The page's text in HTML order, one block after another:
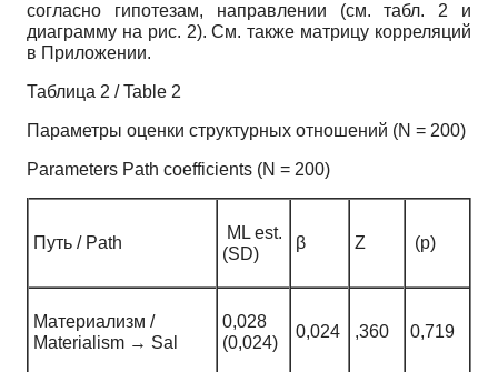
согласно гипотезам, направлении (см. табл. 2 и
диаграмму на рис. 2). См. также матрицу корреляций
в Приложении.
Таблица 2 / Table 2
Параметры оценки структурных отношений (N = 200)
Parameters Path coefficients (N = 200)
Путь / Path
ML est.
(SD)
β Z (p)
Материализм /
Materialism → Sal
0,028
(0,024)
0,024 ,360 0,719